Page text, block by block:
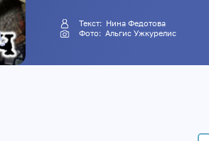
Текст: Нина Федотова
Фото:Альгис Ужкурелис